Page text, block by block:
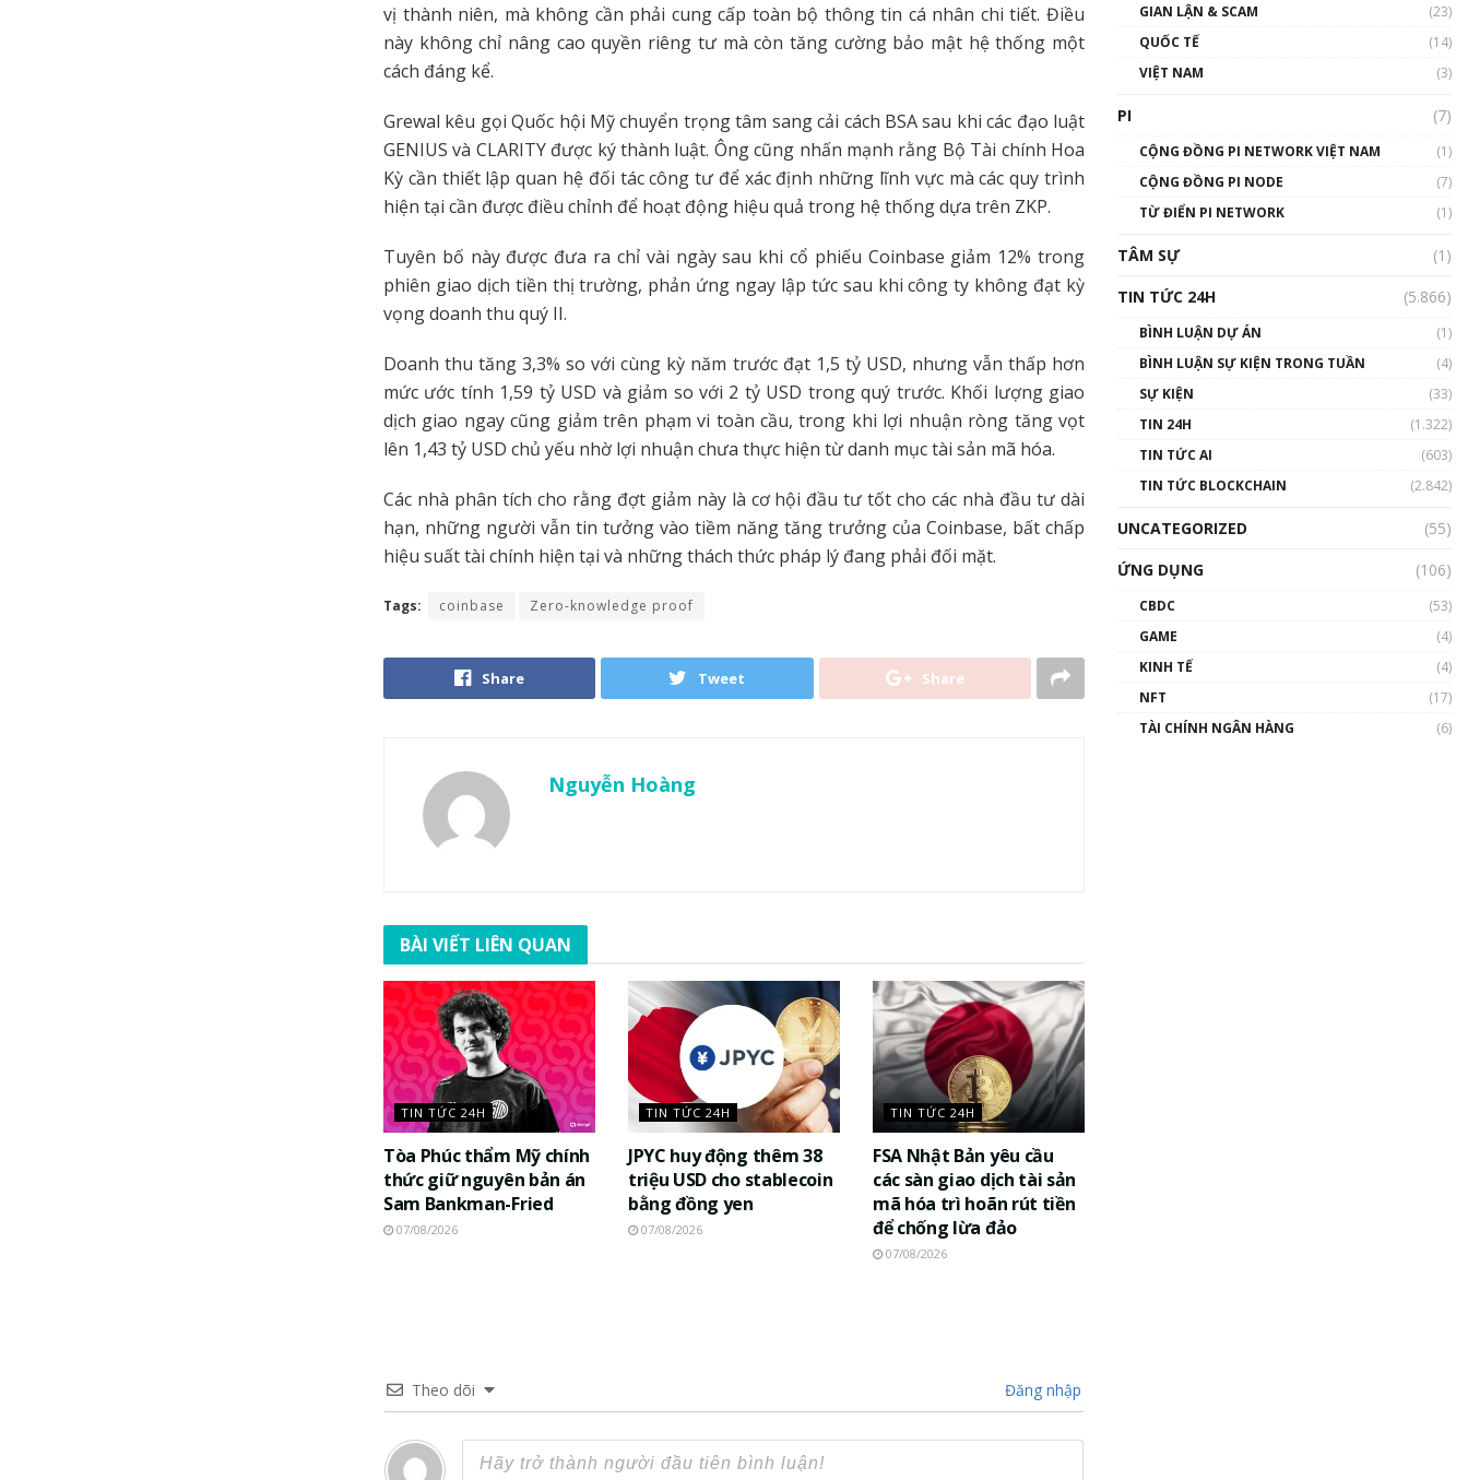
vị thành niên, mà không cần phải cung cấp toàn bộ thông tin cá nhân chi tiết. Điều
này không chỉ nâng cao quyền riêng tư mà còn tăng cường bảo mật hệ thống một
cách đáng kể.
Grewal kêu gọi Quốc hội Mỹ chuyển trọng tâm sang cải cách BSA sau khi các đạo luật
GENIUS và CLARITY được ký thành luật. Ông cũng nhấn mạnh rằng Bộ Tài chính Hoa
Kỳ cần thiết lập quan hệ đối tác công tư để xác định những lĩnh vực mà các quy trình
hiện tại cần được điều chỉnh để hoạt động hiệu quả trong hệ thống dựa trên ZKP.
Tuyên bố này được đưa ra chỉ vài ngày sau khi cổ phiếu Coinbase giảm 12% trong
phiên giao dịch tiền thị trường, phản ứng ngay lập tức sau khi công ty không đạt kỳ
vọng doanh thu quý II.
Doanh thu tăng 3,3% so với cùng kỳ năm trước đạt 1,5 tỷ USD, nhưng vẫn thấp hơn
mức ước tính 1,59 tỷ USD và giảm so với 2 tỷ USD trong quý trước. Khối lượng giao
dịch giao ngay cũng giảm trên phạm vi toàn cầu, trong khi lợi nhuận ròng tăng vọt
lên 1,43 tỷ USD chủ yếu nhờ lợi nhuận chưa thực hiện từ danh mục tài sản mã hóa.
Các nhà phân tích cho rằng đợt giảm này là cơ hội đầu tư tốt cho các nhà đầu tư dài
hạn, những người vẫn tin tưởng vào tiềm năng tăng trưởng của Coinbase, bất chấp
hiệu suất tài chính hiện tại và những thách thức pháp lý đang phải đối mặt.
Tags: coinbase Zero-knowledge proof
Share Tweet Share
Nguyễn Hoàng
BÀI VIẾT LIÊN QUAN
TIN TỨC 24H
Tòa Phúc thẩm Mỹ chính
thức giữ nguyên bản án
Sam Bankman-Fried
07/08/2026
TIN TỨC 24H
JPYC huy động thêm 38
triệu USD cho stablecoin
bằng đồng yen
07/08/2026
TIN TỨC 24H
FSA Nhật Bản yêu cầu
các sàn giao dịch tài sản
mã hóa trì hoãn rút tiền
để chống lừa đảo
07/08/2026
Theo dõi Đăng nhập
01:32:59
Talkshow17: Mùa đông
Crypto – Chiếc khăn gió ấm
01:49:30
Talkshow 14: MemeCoin –
GIAN LẬN & SCAM
(23)
QUỐC TẾ
(14)
VIỆT NAM
(3)
PI (7)
CỘNG ĐỒNG PI NETWORK VIỆT NAM
(1)
CỘNG ĐỒNG PI NODE
(7)
TỪ ĐIỂN PI NETWORK
(1)
TÂM SỰ
(1)
TIN TỨC 24H
(5.866)
BÌNH LUẬN DỰ ÁN
(1)
BÌNH LUẬN SỰ KIỆN TRONG TUẦN
(4)
SỰ KIỆN
(33)
TIN 24H
(1.322)
TIN TỨC AI
(603)
TIN TỨC BLOCKCHAIN
(2.842)
UNCATEGORIZED
(55)
ỨNG DỤNG
(106)
CBDC
(53)
GAME
(4)
KINH TẾ
(4)
NFT
(17)
TÀI CHÍNH NGÂN HÀNG
(6)